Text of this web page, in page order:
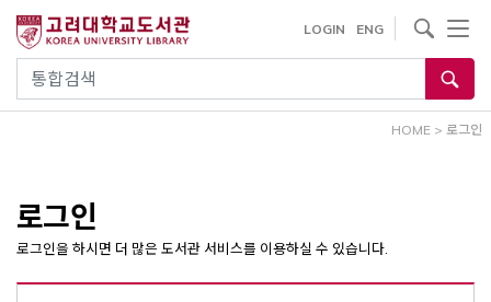
건
통합검색
LOGIN ENG
사이트내 검색
HOME > 로그인
로그인
로그인을 하시면 더 많은 도서관 서비스를 이용하실 수 있습니다.